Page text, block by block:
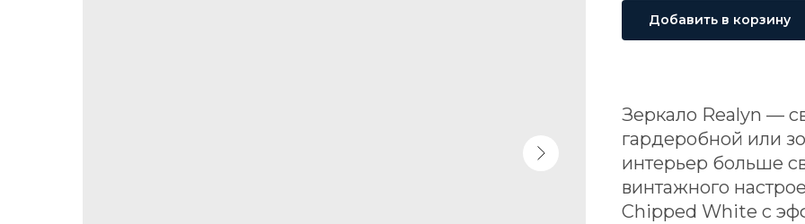
Добавить в корзину
Зеркало Realyn —
гардеробной или
интерьер больше
винтажного
Chipped White с